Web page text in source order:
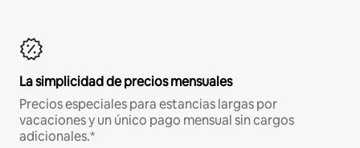
La simplicidad de precios mensuales
Precios especiales para estancias largas por
vacaciones y un único pago mensual sin cargos
adicionales.*